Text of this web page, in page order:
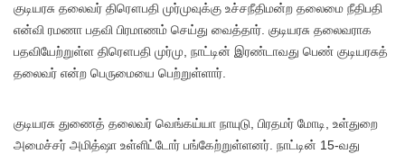
குடியரசு தலைவர் திரௌபதி முர்முவுக்கு உச்சநீதிமன்ற தலைமை நீதிபதி
என்வி ரமணா பதவி பிரமாணம் செய்து வைத்தார். குடியரசு தலைவராக
பதவியேற்றுள்ள திரௌபதி முர்மு, நாட்டின் இரண்டாவது பெண் குடியரசுத்
தலைவர் என்ற பெருமையை பெற்றுள்ளார்.
குடியரசு துணைத் தலைவர் வெங்கய்யா நாயுடு, பிரதமர் மோடி, உள்துறை
அமைச்சர் அமித்ஷா உள்ளிட்டோர் பங்கேற்றுள்ளனர். நாட்டின் 15-வது